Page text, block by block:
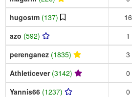
hugostm (137) 16
azo (592) 1
perenganez (1835) 3
Athleticever (3142) 0
Yannis66 (1237) 0